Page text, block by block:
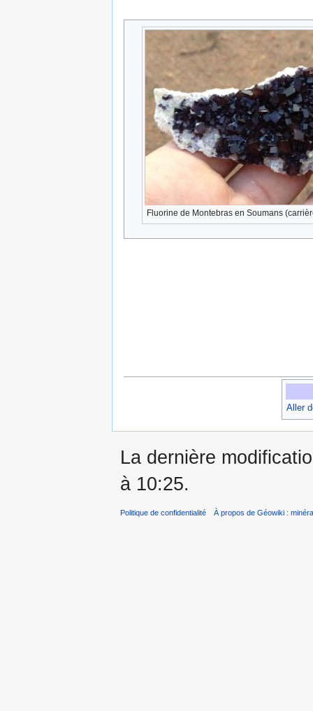
Fluorine de Montebras en Soumans
Aller
La dernière
à 10:25.
Politique de confidentialité À propos de Géowiki :